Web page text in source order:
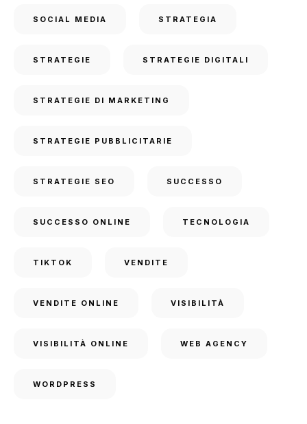
SOCIAL MEDIA STRATEGIA
STRATEGIE STRATEGIE DIGITALI
STRATEGIE DI MARKETING
STRATEGIE PUBBLICITARIE
STRATEGIE SEO SUCCESSO
SUCCESSO ONLINE TECNOLOGIA
TIKTOK VENDITE
VENDITE ONLINE VISIBILITÀ
VISIBILITÀ ONLINE WEB AGENCY
WORDPRESS